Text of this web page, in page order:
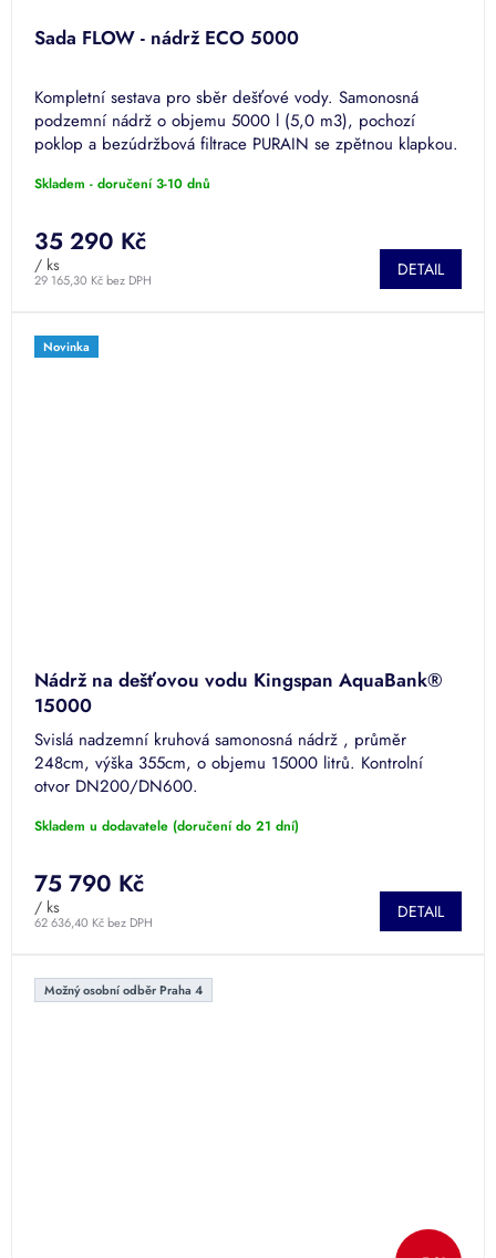
Sada FLOW - nádrž ECO 5000
Kompletní sestava pro sběr dešťové vody. Samonosná
podzemní nádrž o objemu 5000 l (5,0 m3), pochozí
poklop a bezúdržbová filtrace PURAIN se zpětnou klapkou.
Skladem - doručení 3-10 dnů
29 165,30 Kč bez DPH
35 290 Kč
/ ks DETAIL
Novinka
Nádrž na dešťovou vodu Kingspan AquaBank®
15000
Svislá nadzemní kruhová samonosná nádrž , průměr
248cm, výška 355cm, o objemu 15000 litrů. Kontrolní
otvor DN200/DN600.
Skladem u dodavatele (doručení do 21 dní)
62 636,40 Kč bez DPH
75 790 Kč
/ ks DETAIL
Možný osobní odběr Praha 4